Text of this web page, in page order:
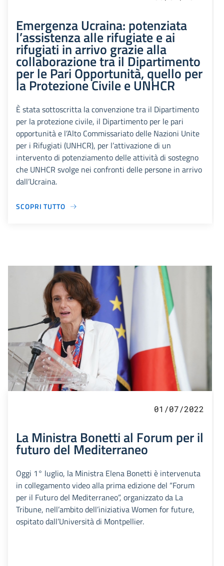
Emergenza Ucraina: potenziata
l’assistenza alle rifugiate e ai
rifugiati in arrivo grazie alla
collaborazione tra il Dipartimento
per le Pari Opportunità, quello per
la Protezione Civile e UNHCR
È stata sottoscritta la convenzione tra il Dipartimento
per la protezione civile, il Dipartimento per le pari
opportunità e l’Alto Commissariato delle Nazioni Unite
per i Rifugiati (UNHCR), per l’attivazione di un
intervento di potenziamento delle attività di sostegno
che UNHCR svolge nei confronti delle persone in arrivo
dall’Ucraina.
SCOPRI TUTTO
01/07/2022
La Ministra Bonetti al Forum per il
futuro del Mediterraneo
Oggi 1° luglio, la Ministra Elena Bonetti è intervenuta
in collegamento video alla prima edizione del “Forum
per il Futuro del Mediterraneo”, organizzato da La
Tribune, nell’ambito dell’iniziativa Women for future,
ospitato dall’Università di Montpellier.